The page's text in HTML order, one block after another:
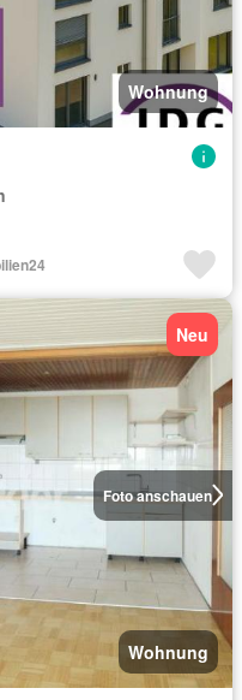
Wohnung
Foto anschauen
Neu
Wohnung